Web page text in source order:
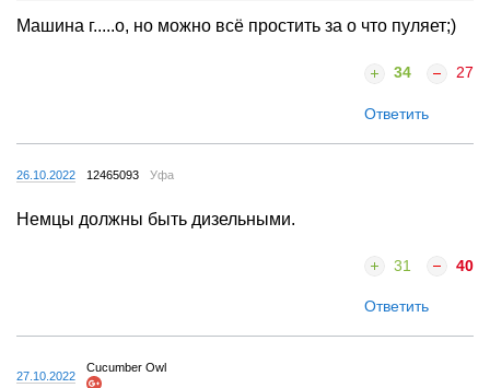
Машина г.....о, но можно всё простить за о что пуляет;)
34 27
Ответить
26.10.2022 12465093 Уфа
Немцы должны быть дизельными.
31 40
Ответить
27.10.2022
Cucumber Owl